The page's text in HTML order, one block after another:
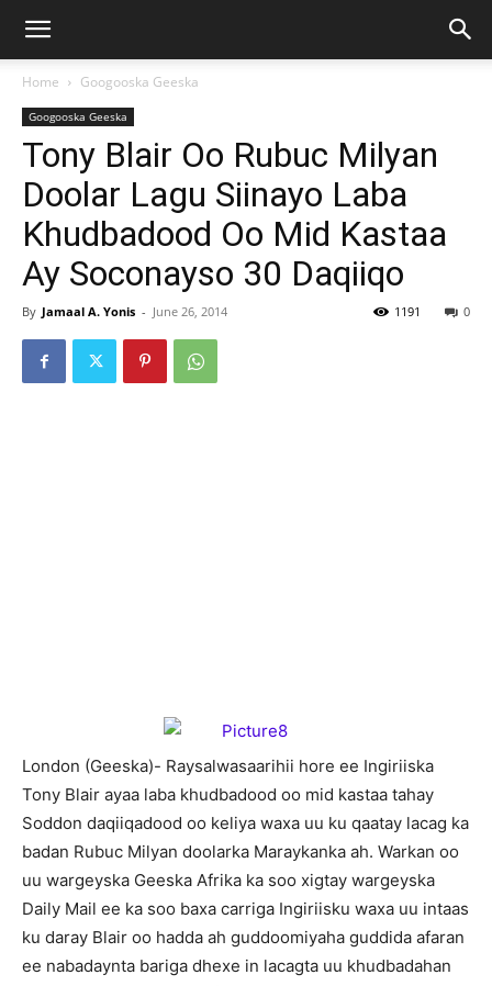
Home Googooska Geeska
Googooska Geeska
Tony Blair Oo Rubuc Milyan
Doolar Lagu Siinayo Laba
Khudbadood Oo Mid Kastaa
Ay Soconayso 30 Daqiiqo
By Jamaal A. Yonis - June 26, 2014 0
1191
London (Geeska)- Raysalwasaarihii hore ee Ingiriiska
Tony Blair ayaa laba khudbadood oo mid kastaa tahay
Soddon daqiiqadood oo keliya waxa uu ku qaatay lacag ka
badan Rubuc Milyan doolarka Maraykanka ah. Warkan oo
uu wargeyska Geeska Afrika ka soo xigtay wargeyska
Daily Mail ee ka soo baxa carriga Ingiriisku waxa uu intaas
ku daray Blair oo hadda ah guddoomiyaha guddida afaran
ee nabadaynta bariga dhexe in lacagta uu khudbadahan